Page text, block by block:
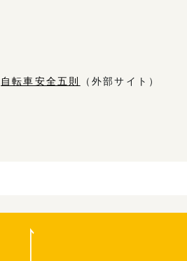
自転車安全五則
（外部サイト）